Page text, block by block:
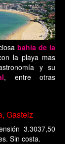
bahía de la
la playa mas
y su
, entre otras
Gasteiz
3.3037,50
Sin costa.